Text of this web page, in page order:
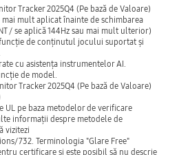
XV
Tracker 2025Q4 (Pe bază de Valoare)
mai mult aplicat înainte de schimbarea
/ se aplică 144Hz sau mai mult ulterior)
de conținutul jocului suportat și
cu asistența instrumentelor AI.
de model.
Tracker 2025Q4 (Pe bază de Valoare)
UL pe baza metodelor de verificare
informații despre metodele de
vizitezi
732. Terminologia "Glare Free"
certificare și este posibil să nu descrie